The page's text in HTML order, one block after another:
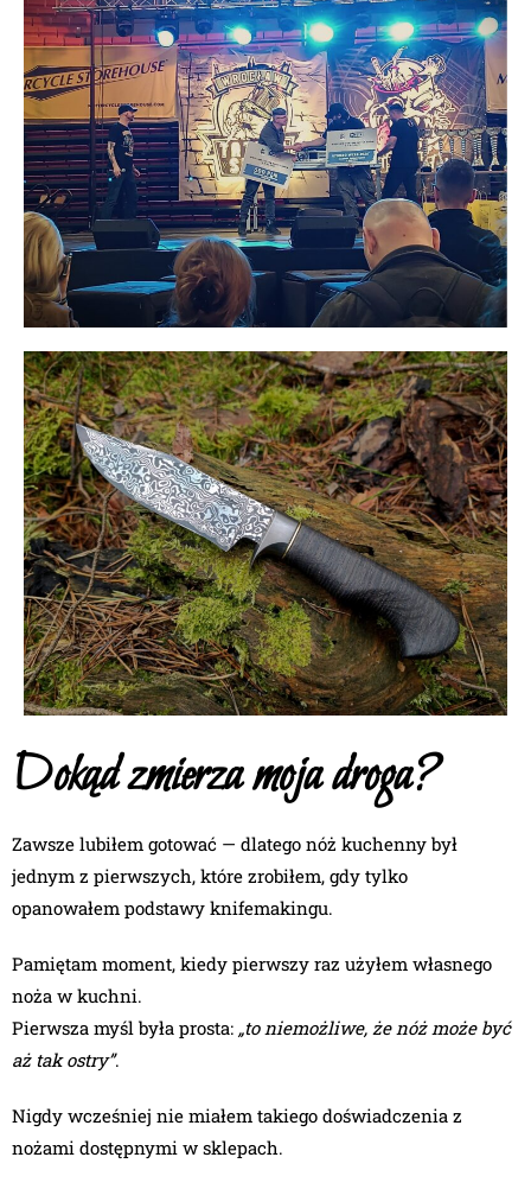
Dokąd zmierza moja droga?
Zawsze lubiłem gotować — dlatego nóż kuchenny był
jednym z pierwszych, które zrobiłem, gdy tylko
opanowałem podstawy knifemakingu.
Pamiętam moment, kiedy pierwszy raz użyłem własnego
noża w kuchni.
Pierwsza myśl była prosta: „to niemożliwe, że nóż może być
aż tak ostry”.
Nigdy wcześniej nie miałem takiego doświadczenia z
nożami dostępnymi w sklepach.